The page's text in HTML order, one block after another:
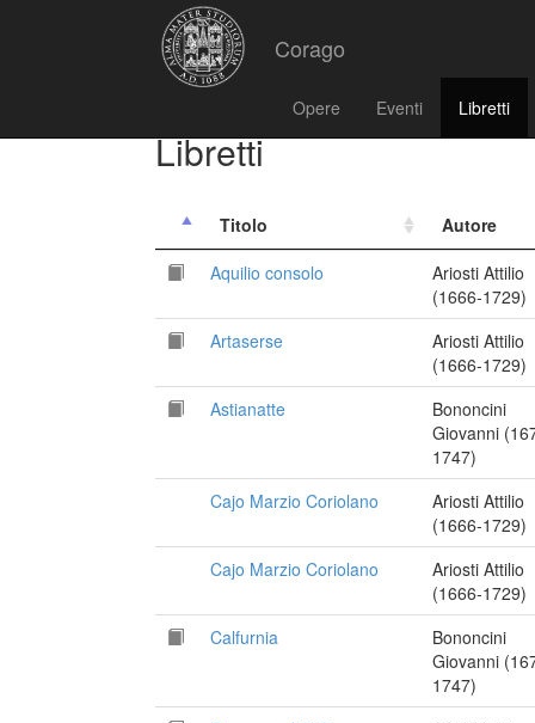
Corago
Opere Eventi Libretti
Libretti
Titolo
Autore
Aquilio consolo
Ariosti Attilio
(1666-1729)
Artaserse
Ariosti Attilio
(1666-1729)
Astianatte
Bononcini
Giovanni
1747)
Cajo Marzio Coriolano
Ariosti Attilio
(1666-1729)
Cajo Marzio Coriolano
Ariosti Attilio
(1666-1729)
Calfurnia
Bononcini
Giovanni
1747)